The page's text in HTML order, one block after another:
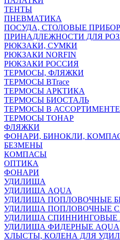
ТЕНТЫ
ПНЕВМАТИКА
ПОСУДА, СТОЛОВЫЕ
ПРИНАДЛЕЖНОСТИ ДЛЯ
РЮКЗАКИ, СУМКИ
РЮКЗАКИ NORFIN
РЮКЗАКИ РОССИЯ
ТЕРМОСЫ, ФЛЯЖКИ
ТЕРМОСЫ BTrace
ТЕРМОСЫ АРКТИКА
ТЕРМОСЫ БИОСТАЛЬ
ТЕРМОСЫ В АССОРТИМЕНТЕ
ТЕРМОСЫ ТОНАР
ФЛЯЖКИ
ФОНАРИ, БИНОКЛИ,
БЕЗМЕНЫ
КОМПАСЫ
ОПТИКА
ФОНАРИ
УДИЛИЩА
УДИЛИЩА AQUA
УДИЛИЩА ПОПЛОВОЧНЫЕ
УДИЛИЩА ПОПЛОВОЧНЫЕ С
УДИЛИЩА СПИННИНГОВЫЕ
УДИЛИЩА ФИДЕРНЫЕ AQUA
ХЛЫСТЫ, КОЛЕНА ДЛЯ